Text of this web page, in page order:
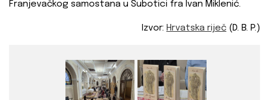
Franjevačkog samostana u Subotici fra Ivan Miklenić.
Izvor: Hrvatska riječ (D. B. P.)